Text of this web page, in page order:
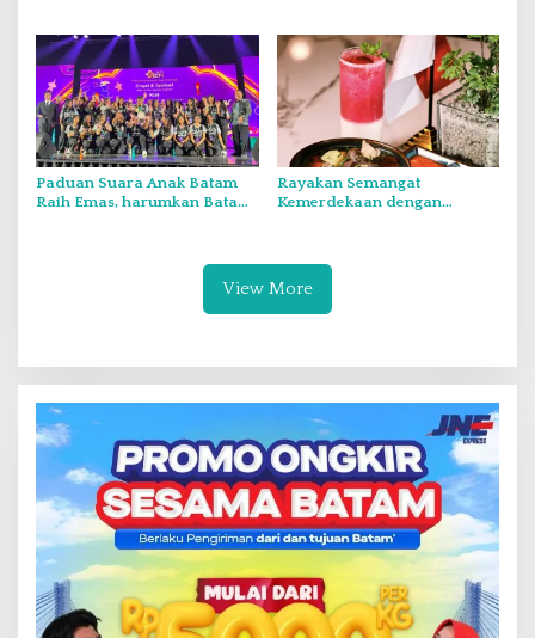
Laut Natuna Utara
Paduan Suara Anak Batam
Raih Emas, harumkan Batam
Rayakan Semangat
Kemerdekaan dengan
View More